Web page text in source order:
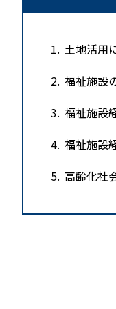
1 土地活用
2 福祉施設
3 福祉施設
4 福祉施設
5 高齢化社